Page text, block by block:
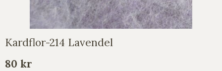
Kardflor-214 Lavendel
80 kr